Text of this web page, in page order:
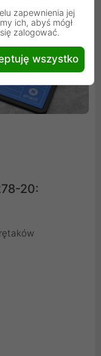
20:
zapewnienia jej
ich, abyś mógł
zalogować.
wszystko